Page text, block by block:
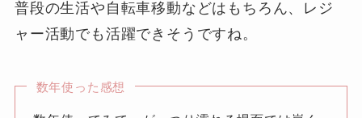
普段の生活や自転車移動などはもちろん、レジ
ャー活動でも活躍できそうですね。
数年使った感想